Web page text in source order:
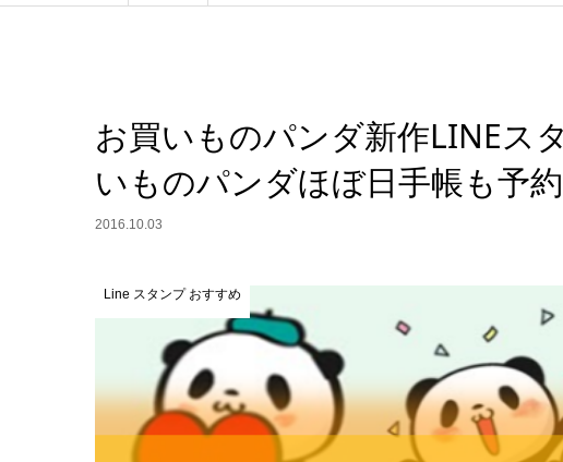
お買いものパンダ新作LINEス
いものパンダほぼ日手帳も予約
2016.10.03
Line スタンプ おすすめ